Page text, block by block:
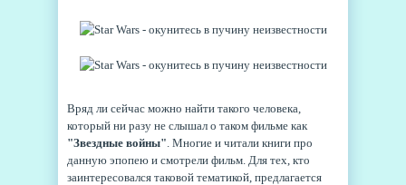
Вряд ли сейчас можно найти такого человека,
который ни разу не слышал о таком фильме как
"Звездные войны". Многие и читали книги про
данную эпопею и смотрели фильм. Для тех, кто
заинтересовался таковой тематикой, предлагается